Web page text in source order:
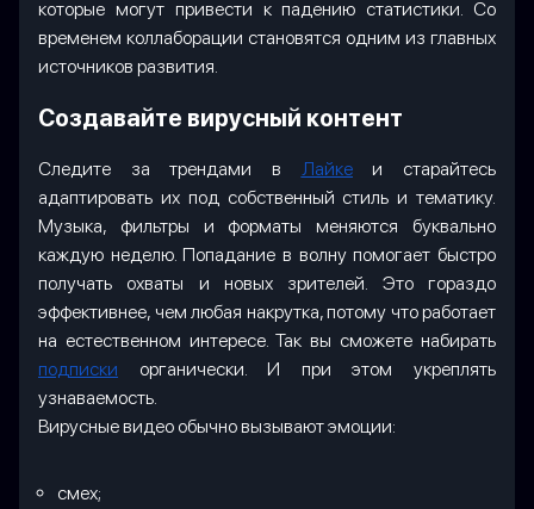
которые могут привести к падению статистики. Со
временем коллаборации становятся одним из главных
источников развития.
Создавайте вирусный контент
Следите за трендами в Лайке
и старайтесь
адаптировать их под собственный стиль и тематику.
Музыка, фильтры и форматы меняются буквально
каждую неделю. Попадание в волну помогает быстро
получать охваты и новых зрителей. Это гораздо
эффективнее, чем любая накрутка, потому что работает
на естественном интересе. Так вы сможете набирать
подписки
органически. И при этом укреплять
узнаваемость.
Вирусные видео обычно вызывают эмоции:
смех;